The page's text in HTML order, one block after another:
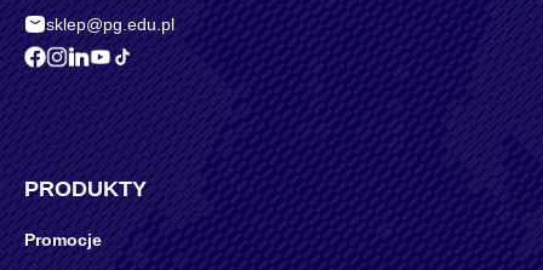
sklep@pg.edu.pl
PRODUKTY
Promocje